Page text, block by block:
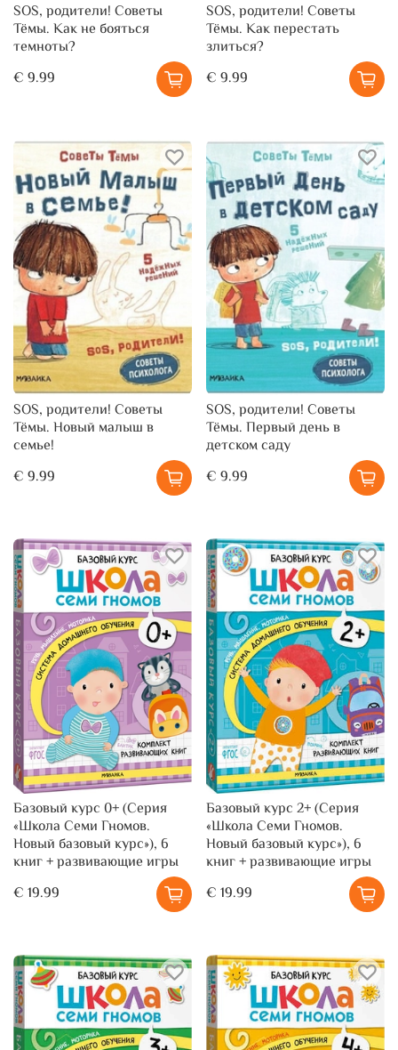
SOS, родители! Советы
Тёмы. Как не бояться
темноты?
€ 9.99
SOS, родители! Советы
Тёмы. Как перестать
злиться?
€ 9.99
SOS, родители! Советы
Тёмы. Новый малыш в
семье!
€ 9.99
SOS, родители! Советы
Тёмы. Первый день в
детском саду
€ 9.99
Базовый курс 0+ (Серия
«Школа Семи Гномов.
Новый базовый курс»), 6
книг + развивающие игры
€ 19.99
Базовый курс 2+ (Серия
«Школа Семи Гномов.
Новый базовый курс»), 6
книг + развивающие игры
€ 19.99